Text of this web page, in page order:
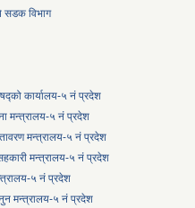
सडक विभाग
कार्यालय-५ नं प्रदेश
मन्त्रालय-५ नं प्रदेश
मन्त्रालय-५ नं प्रदेश
मन्त्रालय-५ नं प्रदेश
५ नं प्रदेश
मन्त्रालय-५ नं प्रदेश